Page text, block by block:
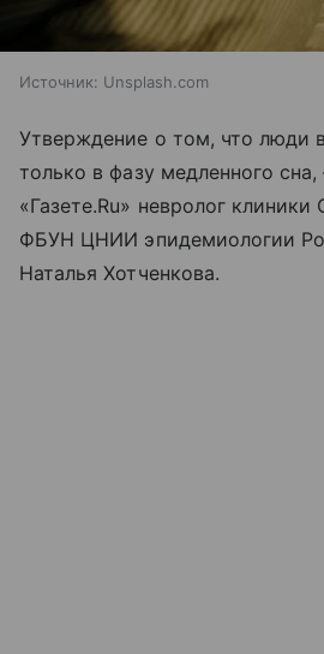
Источник: Unsplash.com
Утверждение о том, что люди
только в фазу медленного
«Газете.Ru» невролог
ФБУН ЦНИИ эпидемиологии
Наталья Хотченкова.